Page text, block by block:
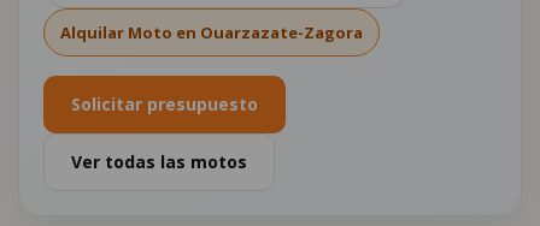
Alquilar Moto en Ouarzazate-Zagora
Solicitar presupuesto
Ver todas las motos